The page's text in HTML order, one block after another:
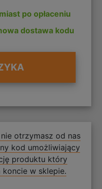
po opłaceniu
dostawa kodu
otrzymasz od nas
kod umożliwiający
produktu który
koncie w sklepie.